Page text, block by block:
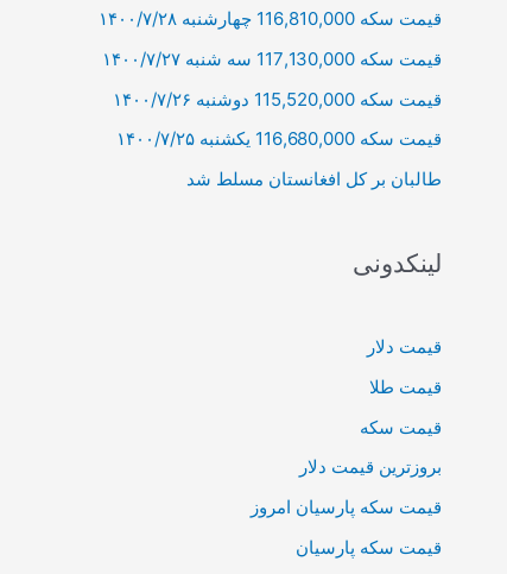
ب
ر
ا
ی
قیمت سکه 116,810,000 چهارشنبه ۱۴۰۰/۷/۲۸
قیمت سکه 117,130,000 سه شنبه ۱۴۰۰/۷/۲۷
قیمت سکه 115,520,000 دوشنبه ۱۴۰۰/۷/۲۶
قیمت سکه 116,680,000 یکشنبه ۱۴۰۰/۷/۲۵
طالبان بر كل افغانستان مسلط شد
لینکدونی
قیمت دلار
قیمت طلا
قیمت سکه
بروزترین قیمت دلار
قیمت سکه پارسیان امروز
قیمت سکه پارسیان